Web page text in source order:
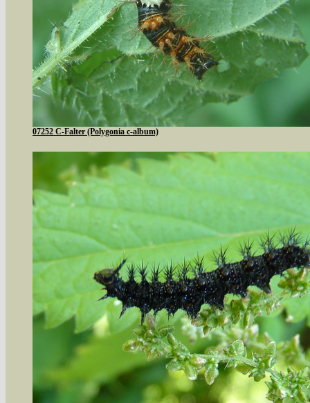
07252 C-Falter (Polygonia c-album)